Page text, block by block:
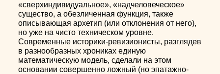
«сверхиндивидуальное», «надчеловеческое»
существо, а обезличенная функция, также
описывающая архетип (или отклонения от него),
но уже на чисто техническом уровне.
Современные историки-ревизионисты, разглядев
в разнообразных хрониках единую
математическую модель, сделали на этом
основании совершенно ложный (но эпатажно-